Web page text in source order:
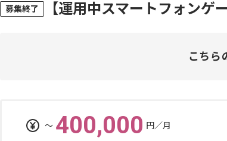
募集終了 【運用中スマートフォンゲ
こちら
〜 400,000 円／月